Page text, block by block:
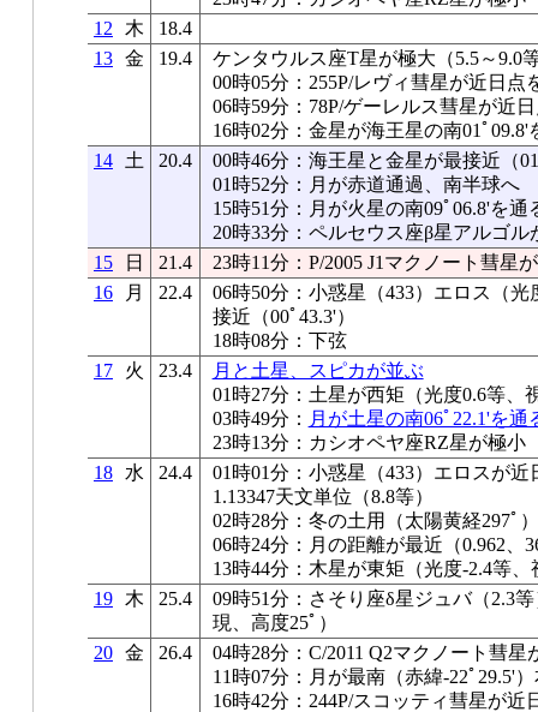
12
木
18.4
13 金 19.4
ケンタウルス座T星が極大（5.5～9.0
00時05分：255P/レヴィ彗星が近日点
06時59分：78P/ゲーレルス彗星が近
16時02分：金星が海王星の南01ﾟ09.8'
14
土 20.4
00時46分：海王星と金星が最接近（
01時52分：月が赤道通過、南半球へ
15時51分：月が火星の南09ﾟ06.8'を通
20時33分：ペルセウス座β星アルゴル
15
日 21.4
23時11分：P/2005 J1マクノート彗星
16
月 22.4
06時50分：小惑星（433）エロス（
接近（00ﾟ43.3'）
18時08分：下弦
17
火 23.4
月と土星、スピカが並ぶ
01時27分：土星が西矩（光度0.6等、
03時49分： 月が土星の南06ﾟ22.1'を通
23時13分：カシオペヤ座RZ星が極小
18
水 24.4
01時01分：小惑星（433）エロスが
1.13347天文単位（8.8等）
02時28分：冬の土用（太陽黄経297ﾟ）
06時24分：月の距離が最近（0.962、
13時44分：木星が東矩（光度-2.4等、
19
木 25.4
09時51分：さそり座δ星ジュバ（2.3
現、高度25ﾟ）
20 金 26.4
04時28分：C/2011 Q2マクノート彗星
11時07分：月が最南（赤緯-22ﾟ29.5'
16時42分：244P/スコッティ彗星が近